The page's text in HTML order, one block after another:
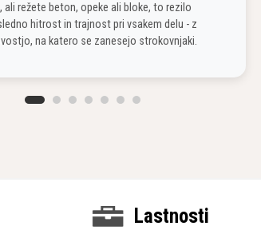
ali režete beton, opeke ali bloke, to rezilo
hitrost in trajnost pri vsakem delu - z
na katero se zanesejo strokovnjaki.
Lastnosti